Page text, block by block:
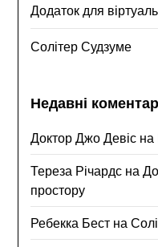
Додаток для
Солітер Судзуме
Недавні
Доктор Джо Девіс на
Тереза Річардс на
простору
Ребекка Бест на